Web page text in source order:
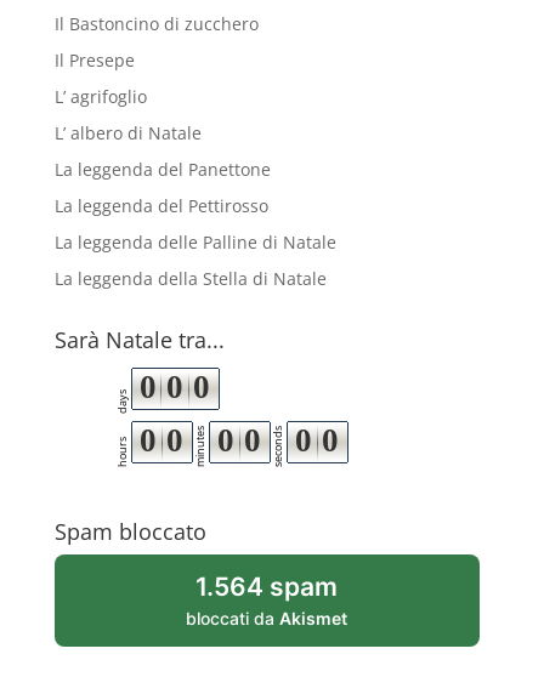
Il Bastoncino di zucchero
Il Presepe
L’ agrifoglio
L’ albero di Natale
La leggenda del Panettone
La leggenda del Pettirosso
La leggenda delle Palline di Natale
La leggenda della Stella di Natale
Sarà Natale tra...
days 0 0 0
hours 0 0 minutes 0 0 seconds 0 0
Spam bloccato
1.564 spam
bloccati daAkismet